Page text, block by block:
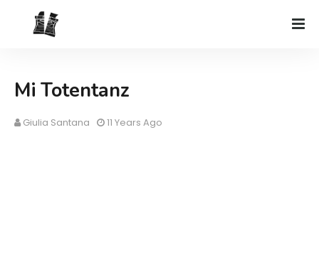
Mi Totentanz
Giulia Santana 11 Years Ago